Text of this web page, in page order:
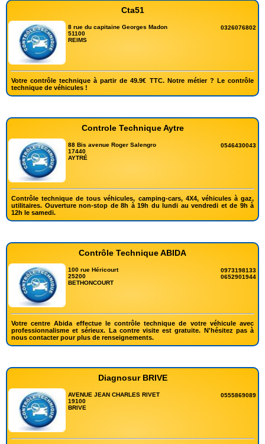
Cta51
8 rue du capitaine Georges Madon
51100
REIMS
0326076802
Votre contrôle technique à partir de 49.9€ TTC. Notre métier ? Le contrôle
technique de véhicules !
Controle Technique Aytre
88 Bis avenue Roger Salengro
17440
AYTRÉ
0546430043
Contrôle technique de tous véhicules, camping-cars, 4X4, véhicules à gaz,
utilitaires. Ouverture non-stop de 8h à 19h du lundi au vendredi et de 9h à
12h le samedi.
Contrôle Technique ABIDA
100 rue Héricourt
25200
BETHONCOURT
0973198133
0652901944
Votre centre Abida effectue le contrôle technique de votre véhicule avec
professionnalisme et sérieux. La contre visite est gratuite. N'hésitez pas à
nous contacter pour plus de renseignements.
Diagnosur BRIVE
AVENUE JEAN CHARLES RIVET
19100
BRIVE
0555869089